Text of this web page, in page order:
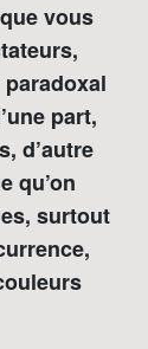
vous
part,
d’autre
qu’on
surtout